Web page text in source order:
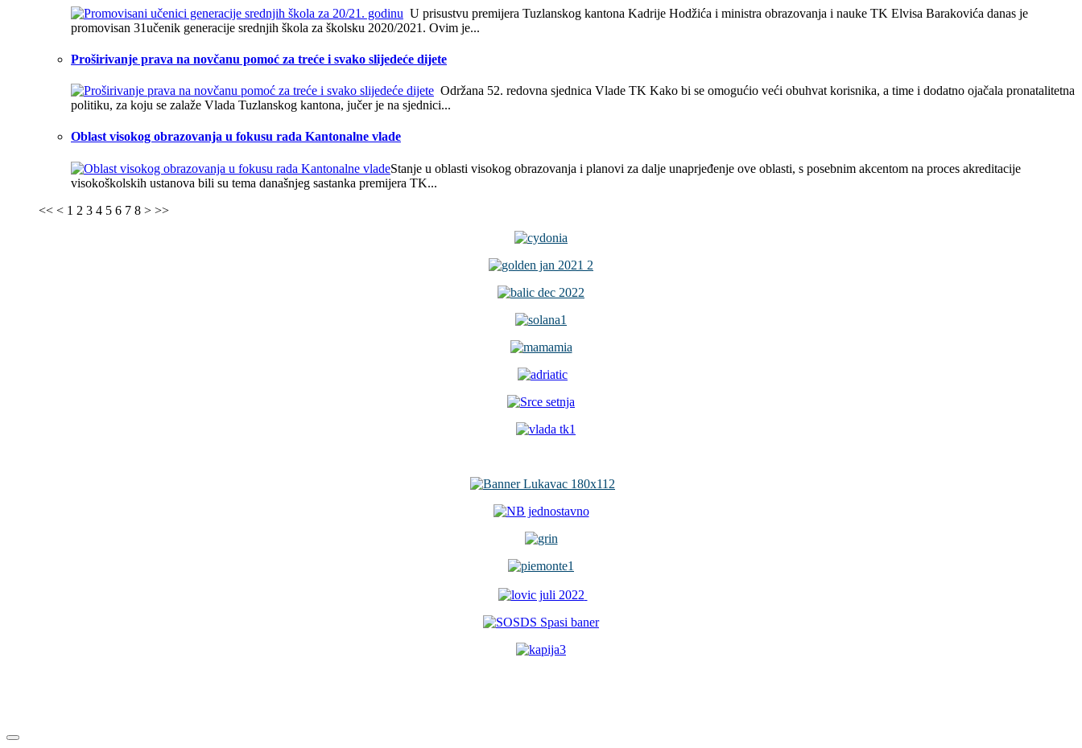
U prisustvu premijera Tuzlanskog kantona Kadrije Hodžića i ministra obrazovanja i nauke TK Elvisa Barakovića danas je
promovisan 31učenik generacije srednjih škola za školsku 2020/2021. Ovim je...
Proširivanje prava na novčanu pomoć za treće i svako slijedeće dijete
Održana 52. redovna sjednica Vlade TK Kako bi se omogućio veći obuhvat korisnika, a time i dodatno ojačala pronatalitetna
politiku, za koju se zalaže Vlada Tuzlanskog kantona, jučer je na sjednici...
Oblast visokog obrazovanja u fokusu rada Kantonalne vlade
Stanje u oblasti visokog obrazovanja i planovi za dalje unaprjeđenje ove oblasti, s posebnim akcentom na proces akreditacije
visokoškolskih ustanova bili su tema današnjeg sastanka premijera TK...
<< < 1 2 3 4 5 6 7 8 > >>